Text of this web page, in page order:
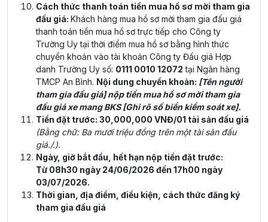
Cách thức thanh toán tiền mua hồ sơ mời tham gia
đấu giá: Khách hàng mua hồ sơ mời tham gia đấu giá
thanh toán tiền mua hồ sơ trực tiếp cho Công ty
Trường Uy tại thời điểm mua hồ sơ bằng hình thức
chuyển khoản vào tài khoản Công ty Đấu giá Hợp
danh Trường Uy số: 0111 0010 12072 tại Ngân hàng
TMCP An Bình. Nội dung chuyển khoản: [Tên người
tham gia đấu giá] nộp tiền mua hồ sơ mời tham gia
đấu giá xe mang BKS [Ghi rõ số biển kiểm soát xe].
Tiền đặt trước: 30,000,000 VNĐ/01 tài sản đấu giá
(Bằng chữ: Ba mươi triệu đồng trên một tài sản đấu
giá./.).
Ngày, giờ bắt đầu, hết hạn nộp tiền đặt trước:
Từ 08h30 ngày 24/06/2026 đến 17h00 ngày
03/07/2026.
Thời gian, địa điểm, điều kiện, cách thức đăng ký
tham gia đấu giá